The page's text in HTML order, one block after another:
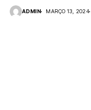
ADMIN MARÇO 13, 2024